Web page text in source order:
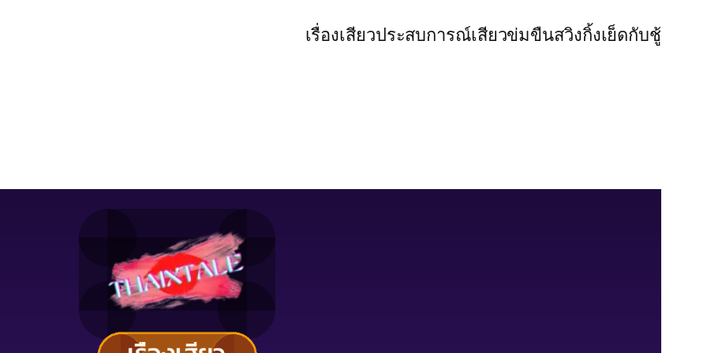
เรื่องเสียวประสบการณ์เสียวข่มขืนสวิงกิ้งเย็ดกับชู้